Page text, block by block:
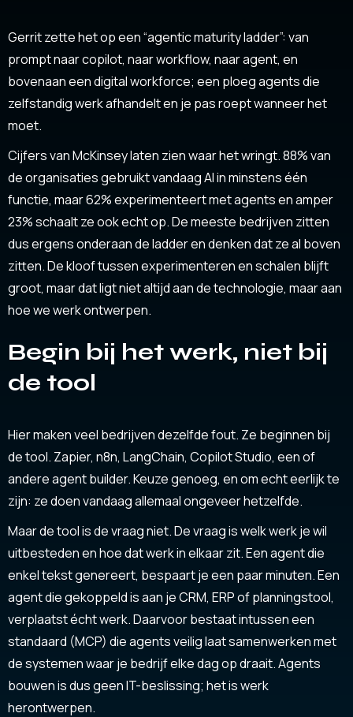
Gerrit zette het op een “agentic maturity ladder”: van
prompt naar copilot, naar workflow, naar agent, en
bovenaan een digital workforce; een ploeg agents die
zelfstandig werk afhandelt en je pas roept wanneer het
moet.
Cijfers van McKinsey laten zien waar het wringt. 88% van
de organisaties gebruikt vandaag AI in minstens één
functie, maar 62% experimenteert met agents en amper
23% schaalt ze ook echt op. De meeste bedrijven zitten
dus ergens onderaan de ladder en denken dat ze al boven
zitten. De kloof tussen experimenteren en schalen blijft
groot, maar dat ligt niet altijd aan de technologie, maar aan
hoe we werk ontwerpen.
Begin bij het werk, niet bij
de tool
Hier maken veel bedrijven dezelfde fout. Ze beginnen bij
de tool. Zapier, n8n, LangChain, Copilot Studio, een of
andere agent builder. Keuze genoeg, en om echt eerlijk te
zijn: ze doen vandaag allemaal ongeveer hetzelfde.
Maar de tool is de vraag niet. De vraag is welk werk je wil
uitbesteden en hoe dat werk in elkaar zit. Een agent die
enkel tekst genereert, bespaart je een paar minuten. Een
agent die gekoppeld is aan je CRM, ERP of planningstool,
verplaatst écht werk. Daarvoor bestaat intussen een
standaard (MCP) die agents veilig laat samenwerken met
de systemen waar je bedrijf elke dag op draait. Agents
bouwen is dus geen IT-beslissing; het is werk
herontwerpen.